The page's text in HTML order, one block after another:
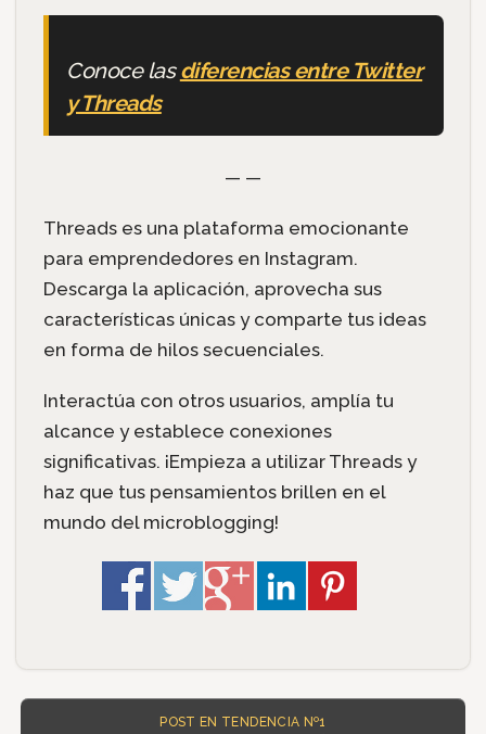
Conoce lasdiferencias entre Twitter
y Threads
— —
Threads es una plataforma emocionante
para emprendedores en Instagram.
Descarga la aplicación, aprovecha sus
características únicas y comparte tus ideas
en forma de hilos secuenciales.
Interactúa con otros usuarios, amplía tu
alcance y establece conexiones
significativas. ¡Empieza a utilizar Threads y
haz que tus pensamientos brillen en el
mundo del microblogging!
POST EN TENDENCIA Nº1